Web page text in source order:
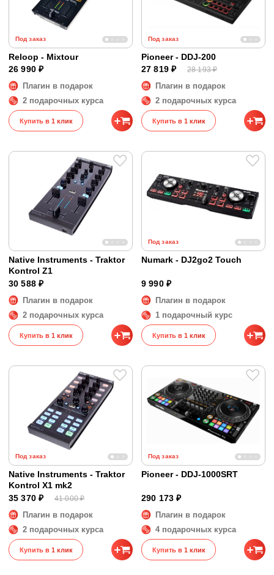
Под заказ
Reloop - Mixtour
26 990 ₽
Плагин в подарок
2 подарочных курса
Купить в 1 клик
Под заказ
Pioneer - DDJ-200
27 819 ₽
28 193 ₽
Плагин в подарок
2 подарочных курса
Купить в 1 клик
Native Instruments - Traktor
Kontrol Z1
30 588 ₽
Плагин в подарок
2 подарочных курса
Купить в 1 клик
Под заказ
Numark - DJ2go2 Touch
9 990 ₽
Плагин в подарок
1 подарочный курс
Купить в 1 клик
Под заказ
Native Instruments - Traktor
Kontrol X1 mk2
35 370 ₽
41 000 ₽
Плагин в подарок
2 подарочных курса
Купить в 1 клик
Под заказ
Pioneer - DDJ-1000SRT
290 173 ₽
Плагин в подарок
4 подарочных курса
Купить в 1 клик